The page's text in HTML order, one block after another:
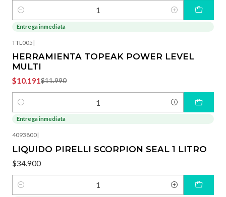
Cantidad
-15%
Entrega inmediata
TTL005 |
HERRAMIENTA TOPEAK POWER LEVEL
MULTI
$10.191$11.990
Cantidad
Entrega inmediata
4093800|
LIQUIDO PIRELLI SCORPION SEAL 1 LITRO
$34.900
Cantidad